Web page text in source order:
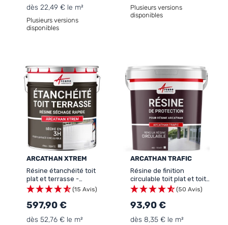
dès 22,49 € le m²
Plusieurs versions
disponibles
Plusieurs versions
disponibles
ARCATHAN XTREM
Résine étanchéité toit
plat et terrasse -
application toute saison :
ARCATHAN XTREM
(15 Avis)
597,90 €
dès 52,76 € le m²
ARCATHAN TRAFIC
Résine de finition
circulable toit plat et toit
terrasse: ARCATHAN
TRAFIC
(50 Avis)
93,90 €
dès 8,35 € le m²